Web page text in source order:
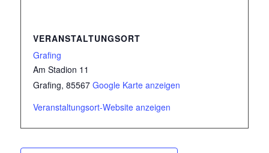
VERANSTALTUNGSORT
Grafing
Am Stadion 11
Grafing, 85567 Google Karte anzeigen
Veranstaltungsort-Website anzeigen